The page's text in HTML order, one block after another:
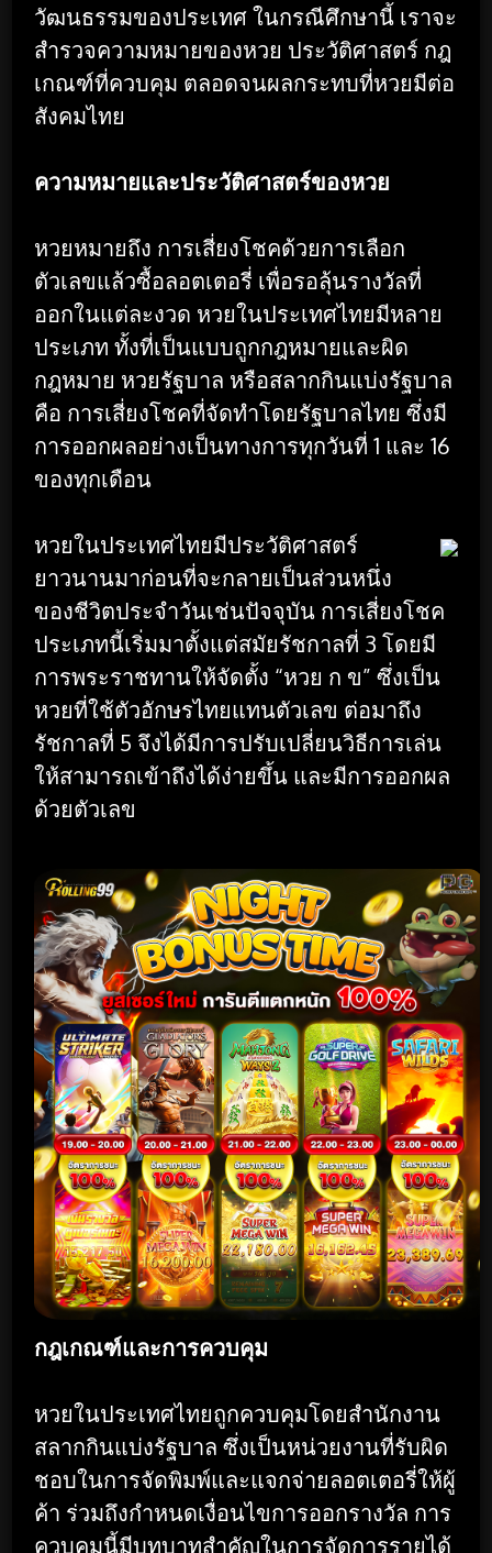
วัฒนธรรมของประเทศ ในกรณีศึกษานี้ เราจะ
สำรวจความหมายของหวย ประวัติศาสตร์ กฎ
เกณฑ์ที่ควบคุม ตลอดจนผลกระทบที่หวยมีต่อ
สังคมไทย
ความหมายและประวัติศาสตร์ของหวย
หวยหมายถึง การเสี่ยงโชคด้วยการเลือก
ตัวเลขแล้วซื้อลอตเตอรี่ เพื่อรอลุ้นรางวัลที่
ออกในแต่ละงวด หวยในประเทศไทยมีหลาย
ประเภท ทั้งที่เป็นแบบถูกกฎหมายและผิด
กฎหมาย หวยรัฐบาล หรือสลากกินแบ่งรัฐบาล
คือ การเสี่ยงโชคที่จัดทำโดยรัฐบาลไทย ซึ่งมี
การออกผลอย่างเป็นทางการทุกวันที่ 1 และ 16
ของทุกเดือน
หวยในประเทศไทยมีประวัติศาสตร์
ยาวนานมาก่อนที่จะกลายเป็นส่วนหนึ่ง
ของชีวิตประจำวันเช่นปัจจุบัน การเสี่ยงโชค
ประเภทนี้เริ่มมาตั้งแต่สมัยรัชกาลที่ 3 โดยมี
การพระราชทานให้จัดตั้ง “หวย ก ข” ซึ่งเป็น
หวยที่ใช้ตัวอักษรไทยแทนตัวเลข ต่อมาถึง
รัชกาลที่ 5 จึงได้มีการปรับเปลี่ยนวิธีการเล่น
ให้สามารถเข้าถึงได้ง่ายขึ้น และมีการออกผล
ด้วยตัวเลข
กฎเกณฑ์และการควบคุม
หวยในประเทศไทยถูกควบคุมโดยสำนักงาน
สลากกินแบ่งรัฐบาล ซึ่งเป็นหน่วยงานที่รับผิด
ชอบในการจัดพิมพ์และแจกจ่ายลอตเตอรี่ให้ผู้
ค้า ร่วมถึงกำหนดเงื่อนไขการออกรางวัล การ
ควบคุมนี้มีบทบาทสำคัญในการจัดการรายได้